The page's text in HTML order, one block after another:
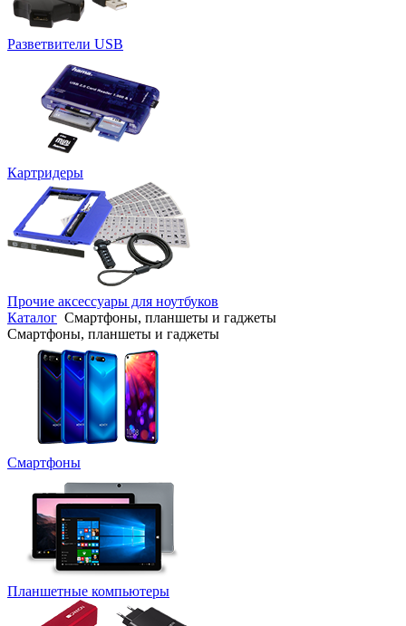
Разветвители USB
Картридеры
Прочие аксессуары для ноутбуков
Каталог Смартфоны, планшеты и гаджеты
Смартфоны, планшеты и гаджеты
Смартфоны
Планшетные компьютеры